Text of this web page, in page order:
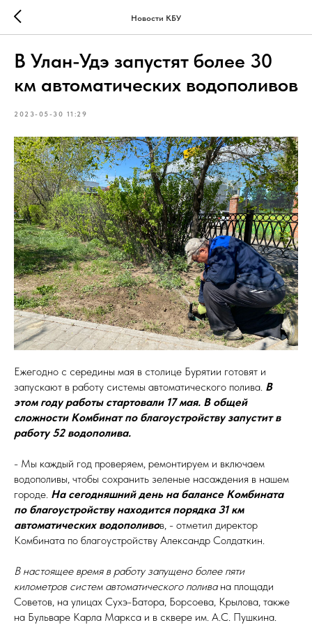
Новости КБУ
В Улан-Удэ запустят более 30
км автоматических водополивов
2023-05-30 11:29
Ежегодно с середины мая в столице Бурятии готовят и
запускают в работу системы автоматического полива. В
этом году работы стартовали 17 мая. В общей
сложности Комбинат по благоустройству запустит в
работу 52 водополива.
- Мы каждый год проверяем, ремонтируем и включаем
водополивы, чтобы сохранить зеленые насаждения в нашем
городе. На сегодняшний день на балансе Комбината
по благоустройству находится порядка 31 км
автоматических водополивов, - отметил директор
Комбината по благоустройству Александр Солдаткин.
В настоящее время в работу запущено более пяти
километров систем автоматического поливана площади
Советов, на улицах Сухэ-Батора, Борсоева, Крылова, также
на Бульваре Карла Маркса и в сквере им. А.С. Пушкина.